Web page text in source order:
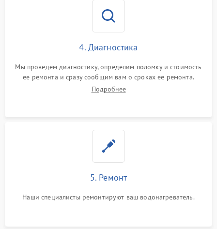
4. Диагностика
Мы проведем диагностику, определим поломку и стоимость
ее ремонта и сразу сообщим вам о сроках ее ремонта.
Подробнее
5. Ремонт
Наши специалисты ремонтируют ваш водонагреватель.